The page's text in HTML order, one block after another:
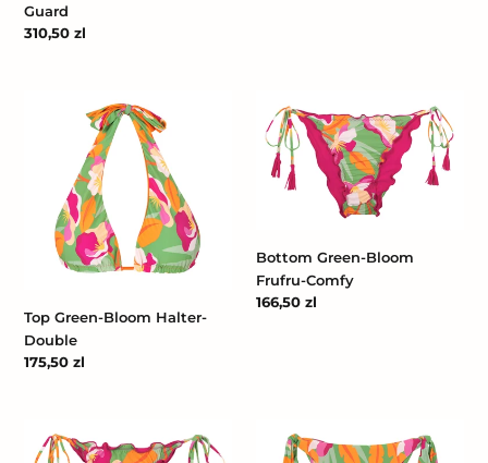
Guard
Cena
310,50 zl
Double
Top Green-Bloom Halter-
Double
Cena
175,50 zl
Green-
Bloom
Frufru-
Comfy
Bottom Green-Bloom
Frufru-Comfy
Cena
166,50 zl
Bottom
Green-
Bottom
Green-